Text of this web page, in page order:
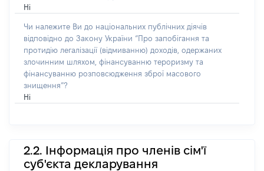
Ні
Чи належите Ви до національних публічних діячів
відповідно до Закону України “Про запобігання та
протидію легалізації (відмиванню) доходів, одержаних
злочинним шляхом, фінансуванню тероризму та
фінансуванню розповсюдження зброї масового
знищення”?
Ні
2.2. Інформація про членів сім'ї
суб'єкта декларування